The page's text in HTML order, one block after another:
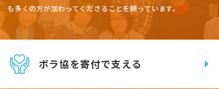
も多くの方が加わってくださることを願っています。
ボラ協を寄付で支える